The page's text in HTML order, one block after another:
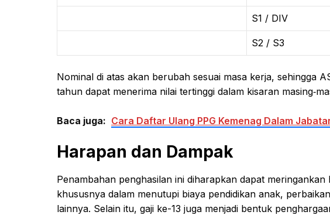
S1 / DIV
S2 / S3
Nominal di atas akan berubah sesuai masa kerja, sehingga
tahun dapat menerima nilai tertinggi dalam kisaran
Baca juga: Cara Daftar Ulang PPG Kemenag Dalam
Harapan dan Dampak
Penambahan penghasilan ini diharapkan dapat
khususnya dalam menutupi biaya pendidikan anak,
lainnya. Selain itu, gaji ke-13 juga menjadi bentuk